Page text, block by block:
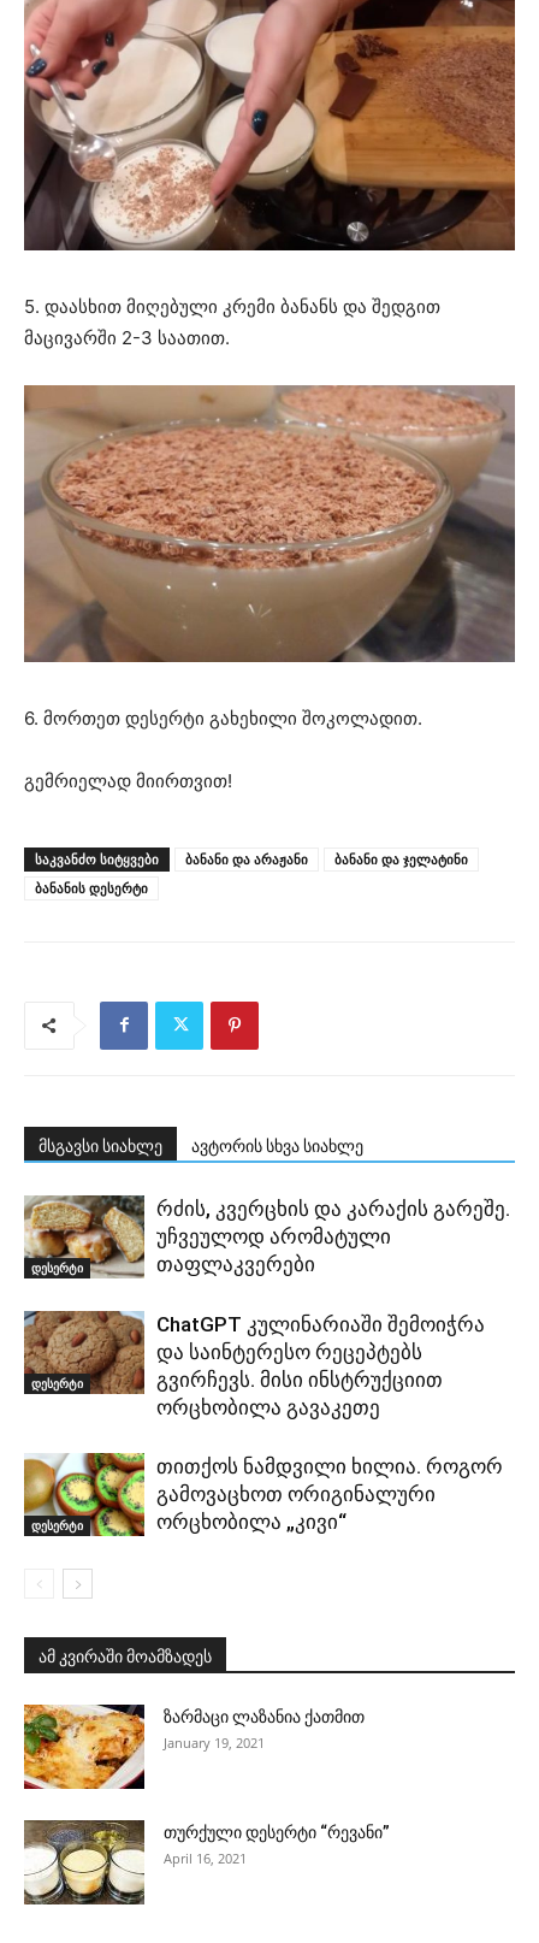
5. დაასხით მიღებული კრემი ბანანს და შედგით
მაცივარში 2-3 საათით.
6. მორთეთ დესერტი გახეხილი შოკოლადით.
გემრიელად მიირთვით!
ᲡᲐᲙᲕᲐᲜᲫᲝ ᲡᲘᲢᲧᲕᲔᲑᲘ ბანანი და არაჟანი
ბანანი და ჯელატინი
ბანანის დესერტი
მსგავსი სიახლე ავტორის სხვა სიახლე
დესერტი
რძის, კვერცხის და კარაქის გარეშე.
უჩვეულოდ არომატული
თაფლაკვერები
დესერტი
ChatGPT კულინარიაში შემოიჭრა
და საინტერესო რეცეპტებს
გვირჩევს. მისი ინსტრუქციით
ორცხობილა გავაკეთე
დესერტი
თითქოს ნამდვილი ხილია. როგორ
გამოვაცხოთ ორიგინალური
ორცხობილა „კივი“
ამ კვირაში მოამზადეს
ზარმაცი ლაზანია ქათმით
January 19, 2021
თურქული დესერტი “რევანი”
April 16, 2021